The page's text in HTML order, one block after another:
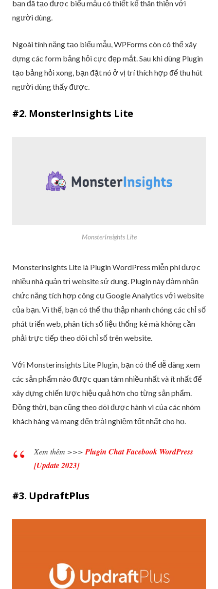
bạn đã tạo được biểu mẫu có thiết kế thân thiện với
người dùng.
Ngoài tính năng tạo biểu mẫu, WPForms còn có thể xây
dựng các form bảng hỏi cực đẹp mắt. Sau khi dùng Plugin
tạo bảng hỏi xong, bạn đặt nó ở vị trí thích hợp để thu hút
người dùng thấy được.
#2. MonsterInsights Lite
MonsterInsights Lite
Monsterinsights Lite là Plugin WordPress miễn phí được
nhiều nhà quản trị website sử dụng. Plugin này đảm nhận
chức năng tích hợp công cụ Google Analytics với website
của bạn. Vì thế, bạn có thể thu thập nhanh chóng các chỉ số
phát triển web, phân tích số liệu thống kê mà không cần
phải trực tiếp theo dõi chỉ số trên website.
Với Monsterinsights Lite Plugin, bạn có thể dễ dàng xem
các sản phẩm nào được quan tâm nhiều nhất và ít nhất để
xây dựng chiến lược hiệu quả hơn cho từng sản phẩm.
Đồng thời, bạn cũng theo dõi được hành vi của các nhóm
khách hàng và mang đến trải nghiệm tốt nhất cho họ.
Xem thêm >>> Plugin Chat Facebook WordPress
[Update 2023]
#3. UpdraftPlus